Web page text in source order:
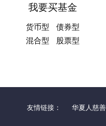
我要买基金
货币型
债券型
混合型
股票型
友情链接： 华夏人慈